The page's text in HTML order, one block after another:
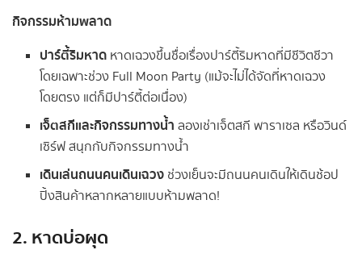
กิจกรรมห้ามพลาด
ปาร์ตี้ริมหาด หาดเฉวงขึ้นชื่อเรื่องปาร์ตี้ริมหาดที่มีชีวิตชีวา
โดยเฉพาะช่วง Full Moon Party (แม้จะไม่ได้จัดที่หาดเฉวง
โดยตรง แต่ก็มีปาร์ตี้ต่อเนื่อง)
เจ็ตสกีและกิจกรรมทางน้ำลองเช่าเจ็ตสกี พาราเซล หรือวินด์
เซิร์ฟ สนุกกับกิจกรรมทางน้ำ
เดินเล่นถนนคนเดินเฉวง ช่วงเย็นจะมีถนนคนเดินให้เดินช้อป
ปิ้งสินค้าหลากหลายแบบห้ามพลาด!
2. หาดบ่อผุด